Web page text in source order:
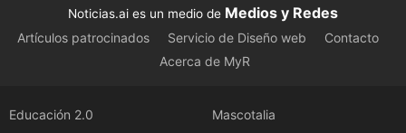
Noticias.ai es un medio de Medios y Redes
Artículos patrocinados Servicio de Diseño web
Contacto
Acerca de MyR
Educación 2.0
Mascotalia